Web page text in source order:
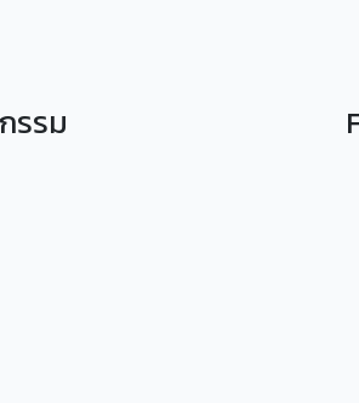
รรม